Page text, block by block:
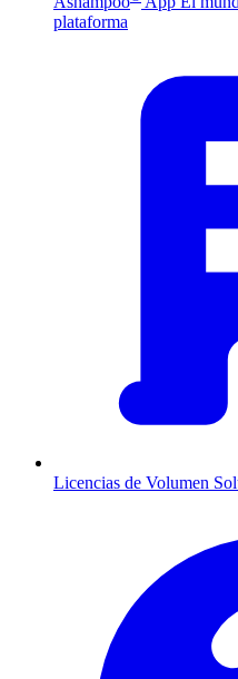
plataforma
Licencias de Volumen